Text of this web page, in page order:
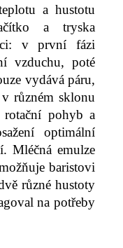
a hustotu
a
tryska
v první fázi
vzduchu, poté
vydává páru,
různém sklonu
pohyb a
optimální
Mléčná emulze
baristovi
různé hustoty
na potřeby